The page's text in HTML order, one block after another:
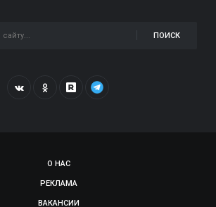
ПОИСК
О НАС
РЕКЛАМА
ВАКАНСИИ